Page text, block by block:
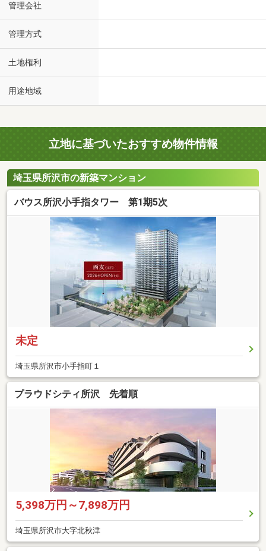
管理会社
管理方式
土地権利
用途地域
立地に基づいたおすすめ物件情報
埼玉県所沢市の新築マンション
バウス所沢小手指タワー 第1期5次
未定
埼玉県所沢市小手指町１
プラウドシティ所沢 先着順
5,398万円～7,898万円
埼玉県所沢市大字北秋津